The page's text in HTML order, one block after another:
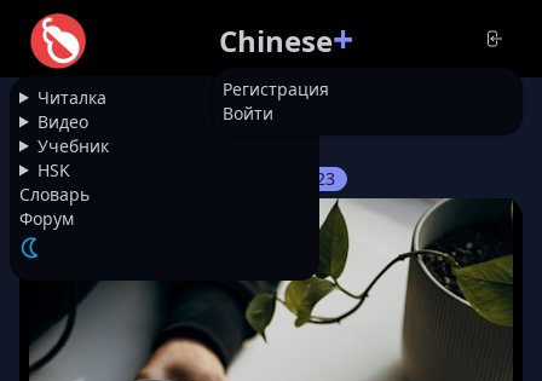
Читалка
Видео
Учебник
HSK
Словарь
Форум
Chinese+
Регистрация
Войти
НАЗАД
Любимое китайское 小吃 7423